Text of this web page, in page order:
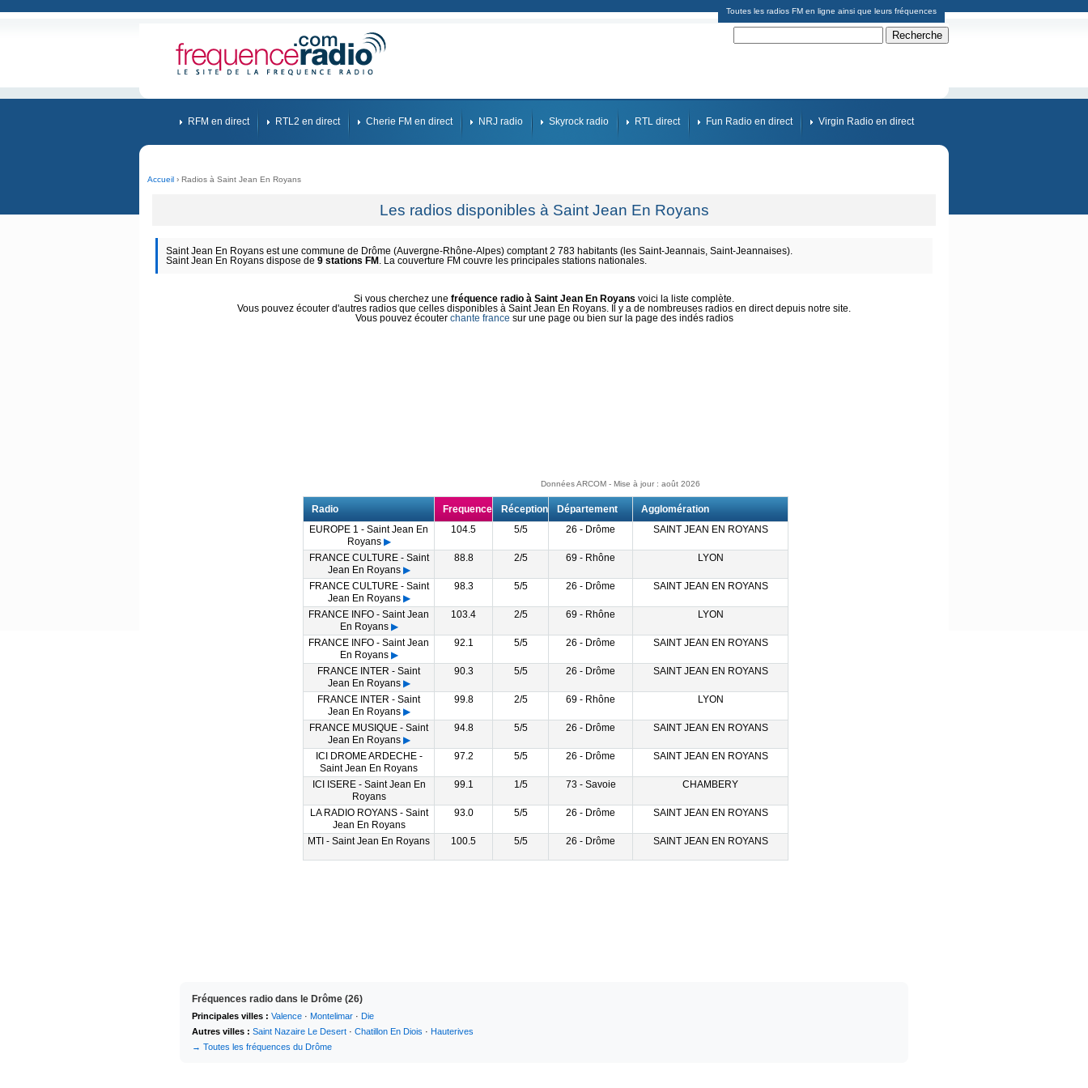
Toutes les radios FM en ligne ainsi que leurs fréquences
RFM en direct RTL2 en direct Cherie FM en direct NRJ radio Skyrock radio RTL direct Fun Radio en direct Virgin Radio en direct
Accueil › Radios à Saint Jean En Royans
Les radios disponibles à Saint Jean En Royans
Saint Jean En Royans est une commune de Drôme (Auvergne-Rhône-Alpes) comptant 2 783 habitants (les Saint-Jeannais, Saint-Jeannaises).
Saint Jean En Royans dispose de 9 stations FM . La couverture FM couvre les principales stations nationales.
Si vous cherchez une fréquence radio à Saint Jean En Royans voici la liste complète.
Vous pouvez écouter d'autres radios que celles disponibles à Saint Jean En Royans. Il y a de nombreuses radios en direct depuis notre site.
Vous pouvez écouter chante france sur une page ou bien sur la page des indés radios
Données ARCOM - Mise à jour : août 2026
Radio Frequence Réception Département
Agglomération
EUROPE 1 - Saint Jean En
Royans ▶
104.5 5/5 26 - Drôme SAINT JEAN EN ROYANS
FRANCE CULTURE - Saint
Jean En Royans ▶
88.8 2/5 69 - Rhône LYON
FRANCE CULTURE - Saint
Jean En Royans ▶
98.3 5/5 26 - Drôme SAINT JEAN EN ROYANS
FRANCE INFO - Saint Jean
En Royans ▶
103.4 2/5 69 - Rhône LYON
FRANCE INFO - Saint Jean
En Royans ▶
92.1 5/5 26 - Drôme SAINT JEAN EN ROYANS
FRANCE INTER - Saint
Jean En Royans ▶
90.3 5/5 26 - Drôme SAINT JEAN EN ROYANS
FRANCE INTER - Saint
Jean En Royans ▶
99.8 2/5 69 - Rhône LYON
FRANCE MUSIQUE - Saint
Jean En Royans ▶
94.8 5/5 26 - Drôme SAINT JEAN EN ROYANS
ICI DROME ARDECHE -
Saint Jean En Royans
97.2 5/5 26 - Drôme SAINT JEAN EN ROYANS
ICI ISERE - Saint Jean En
Royans
99.1 1/5 73 - Savoie CHAMBERY
LA RADIO ROYANS - Saint
Jean En Royans
93.0 5/5 26 - Drôme SAINT JEAN EN ROYANS
MTI - Saint Jean En Royans 100.5 5/5 26 - Drôme SAINT JEAN EN ROYANS
Fréquences radio dans le Drôme (26)
Principales villes : Valence · Montelimar · Die
Autres villes : Saint Nazaire Le Desert · Chatillon En Diois · Hauterives
→ Toutes les fréquences du Drôme